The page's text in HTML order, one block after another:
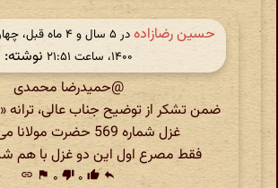
حسین رضازاده
۱۴۰۰، ساعت ۲۱:۵۱
نوشته:
@حمیدرضا محمدی
ضمن تشکر از توضیح جناب عالی، ترانه
غزل شماره 569 حضرت مولانا می باشند.
فقط مصرع اول این دو غزل با هم
reply
thumb_up ۰ thumb_down ۰ flag
link